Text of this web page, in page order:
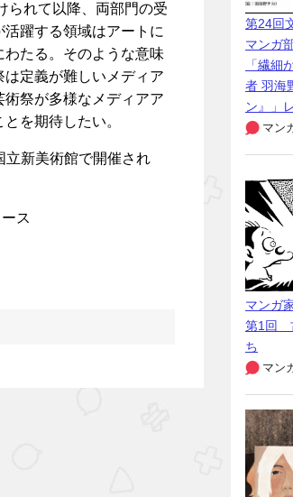
られて以降、両部門の受
躍する領域はアートに
たる。そのような意味
定義が難しいメディア
祭が多様なメディアア
を期待したい。
立新美術館で開催され
ス
第24回
マンガ
「繊細
者 羽海
ン』」
マン
マンガ
第1回
ち
マン